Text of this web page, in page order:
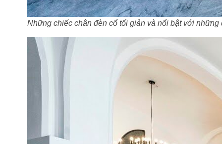
Những chiếc chân đèn cổ tối giản và nổi bật với